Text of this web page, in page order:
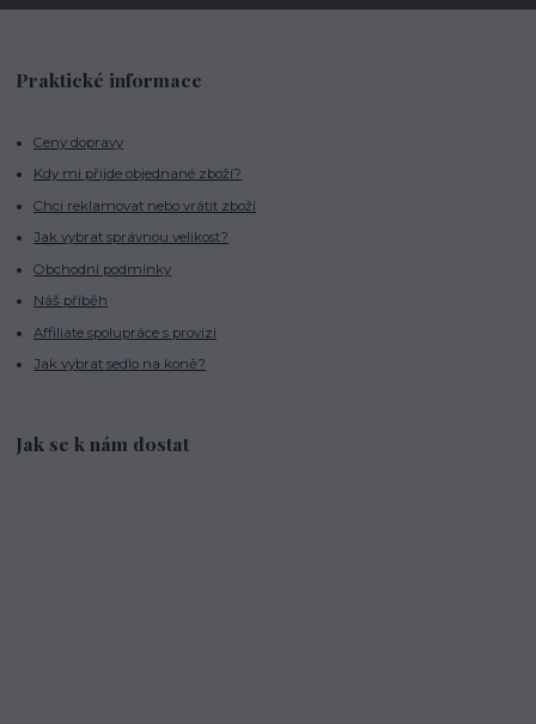
Praktické informace
Ceny dopravy
Kdy mi přijde objednané zboží?
Chci reklamovat nebo vrátit zboží
Jak vybrat správnou velikost?
Obchodní podmínky
Náš příběh
Affiliate spolupráce s provizí
Jak vybrat sedlo na koně?
Jak se k nám dostat